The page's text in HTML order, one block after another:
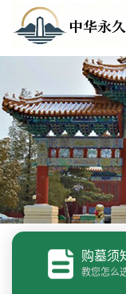
购墓须
教您怎么